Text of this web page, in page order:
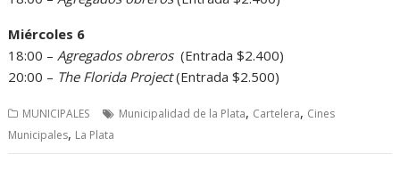
Miércoles 6
18:00 –Agregados obreros (Entrada $2.400)
20:00 – The Florida Project(Entrada $2.500)
MUNICIPALES Municipalidad de la Plata, Cartelera, Cines
Municipales, La Plata